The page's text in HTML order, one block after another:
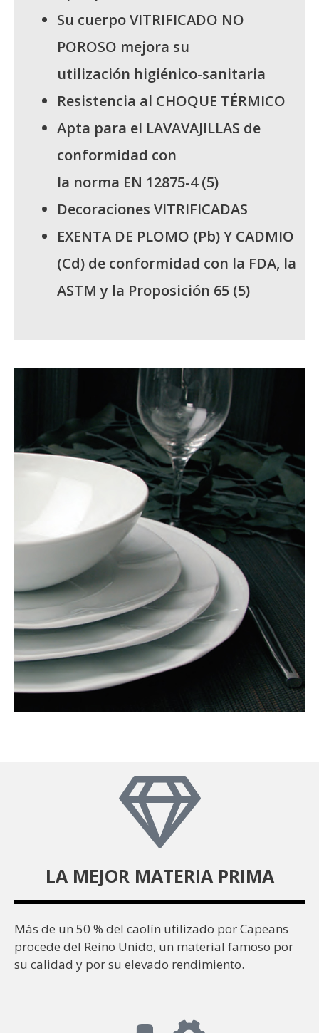
Su cuerpo VITRIFICADO NO
POROSO mejora su
utilización higiénico-sanitaria
Resistencia al CHOQUE TÉRMICO
Apta para el LAVAVAJILLAS de
conformidad con
la norma EN 12875-4 (5)
Decoraciones VITRIFICADAS
EXENTA DE PLOMO (Pb) Y CADMIO
(Cd) de conformidad con la FDA, la
ASTM y la Proposición 65 (5)
LA MEJOR MATERIA PRIMA
Más de un 50 % del caolín utilizado por Capeans
procede del Reino Unido, un material famoso por
su calidad y por su elevado rendimiento.